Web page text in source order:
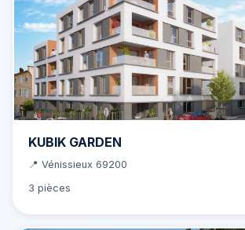
KUBIK GARDEN
📍 Vénissieux 69200
3 pièces